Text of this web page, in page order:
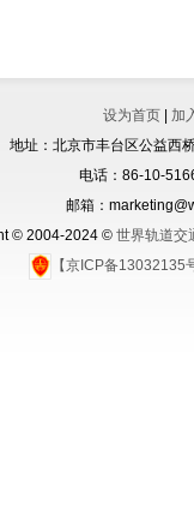
设为首页| 加
地址：北京市丰台区公益西
电话：86-10-
邮箱：
© 2004-2024 © 世界轨道交
【京ICP备13032135